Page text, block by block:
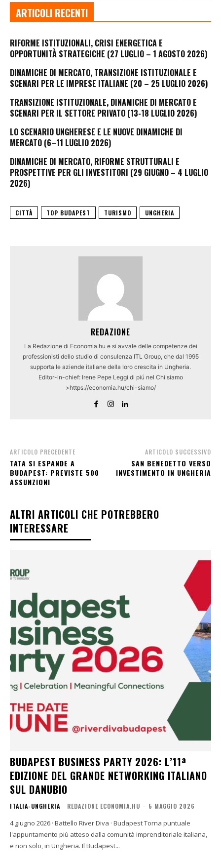
ARTICOLI RECENTI
RIFORME ISTITUZIONALI, CRISI ENERGETICA E
OPPORTUNITÀ STRATEGICHE (27 LUGLIO – 1 AGOSTO 2026)
DINAMICHE DI MERCATO, TRANSIZIONE ISTITUZIONALE E
SCENARI PER LE IMPRESE ITALIANE (20 – 25 LUGLIO 2026)
TRANSIZIONE ISTITUZIONALE, DINAMICHE DI MERCATO E
SCENARI PER IL SETTORE PRIVATO (13-18 LUGLIO 2026)
LO SCENARIO UNGHERESE E LE NUOVE DINAMICHE DI
MERCATO (6–11 LUGLIO 2026)
DINAMICHE DI MERCATO, RIFORME STRUTTURALI E
PROSPETTIVE PER GLI INVESTITORI (29 GIUGNO – 4 LUGLIO
2026)
CITTÀ TOP BUDAPEST TURISMO UNGHERIA
REDAZIONE
La Redazione di Economia.hu e si avvale delle competenze dei
professionisti dello studio di consulenza ITL Group, che dal 1995
supporta le aziende italiane della loro crescita in Ungheria.
Editor-in-chief: Irene Pepe Leggi di piú nel Chi siamo
>https://economia.hu/chi-siamo/
ARTICOLO PRECEDENTE
TATA SI ESPANDE A
BUDAPEST: PREVISTE 500
ASSUNZIONI
ARTICOLO SUCCESSIVO
SAN BENEDETTO VERSO
INVESTIMENTO IN UNGHERIA
ALTRI ARTICOLI CHE POTREBBERO
INTERESSARE
BUDAPEST BUSINESS PARTY 2026: L’11ª
EDIZIONE DEL GRANDE NETWORKING ITALIANO
SUL DANUBIO
ITALIA-UNGHERIA REDAZIONE ECONOMIA.HU - 5 MAGGIO 2026
4 giugno 2026 · Battello River Diva · Budapest Torna puntuale
l'appuntamento più atteso dalla comunità imprenditoriale italiana,
e non solo, in Ungheria. Il Budapest...